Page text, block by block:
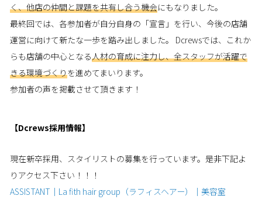
く、他店の仲間と課題を共有し合う機会にもなりました。
最終回では、各参加者が自分自身の「宣言」を行い、今後の店舗
運営に向けて新たな一歩を踏み出しました。 Dcrewsでは、これか
らも店舗の中心となる人材の育成に注力し、全スタッフが活躍で
きる環境づくりを進めてまいります。
参加者の声を掲載させて頂きます！
【Dcrews採用情報】
現在新卒採用、スタイリストの募集を行っています。是非下記よ
りアクセス下さい！！！
ASSISTANT｜La fith hair group（ラフィスヘアー）｜美容室